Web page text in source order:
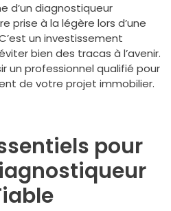
d’un diagnostiqueur
prise à la légère lors d’une
un investissement
bien des tracas à l’avenir.
un professionnel qualifié pour
de votre projet immobilier.
pour